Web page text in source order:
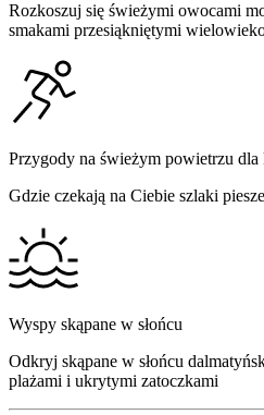
Rozkoszuj się świeżymi owocami
smakami przesiąkniętymi
Przygody na świeżym powietrzu dla
Gdzie czekają na Ciebie szlaki
Wyspy skąpane w słońcu
Odkryj skąpane w słońcu
plażami i ukrytymi zatoczkami